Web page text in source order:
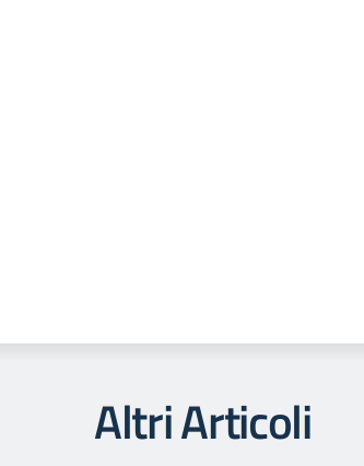
Altri Articoli